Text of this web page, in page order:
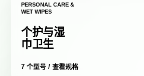
PERSONAL CARE &
WET WIPES
个护与湿
巾卫生
7 个型号 / 查看规格